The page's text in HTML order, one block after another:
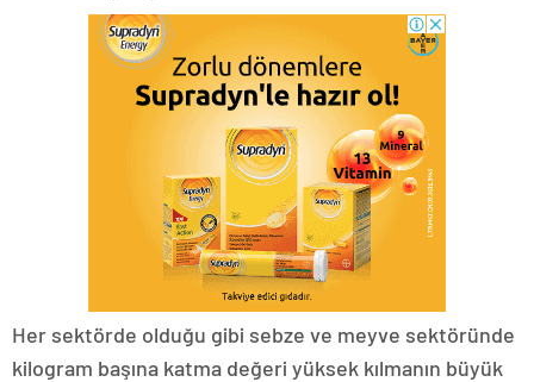
Her sektörde olduğu gibi sebze ve meyve sektöründe
kilogram başına katma değeri yüksek kılmanın büyük